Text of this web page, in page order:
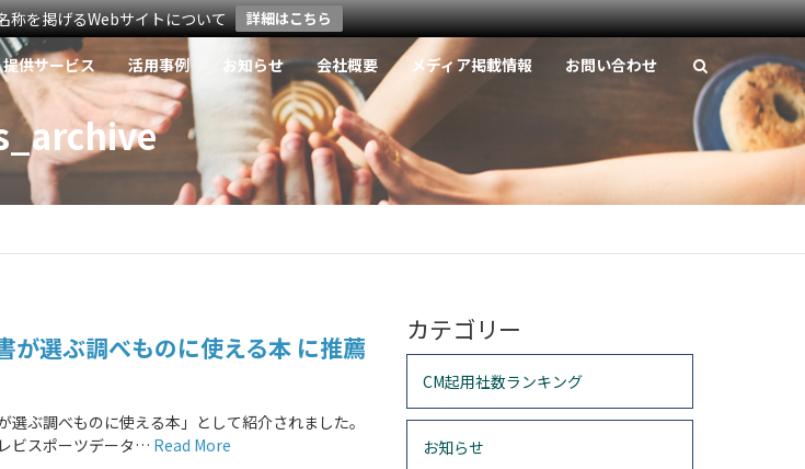
称を掲げるWebサイトについて 詳細はこちら
提供サービス 活用事例 お知らせ 会社概要 メディア掲載情報 お問い合わせ
が選ぶ調べものに使える本 に推薦
ぶ調べものに使える本」として紹介されました。
ビスポーツデータ… Read More
カテゴリー
CM起用社数ランキング
お知らせ